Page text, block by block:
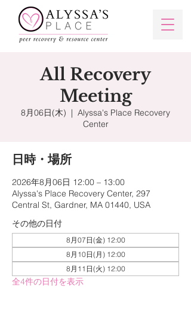
All Recovery
Meeting
8月06日(木)
  |
Alyssa's Place Recovery
Center
日時・場所
2026年8月06日 12:00 – 13:00
Alyssa's Place Recovery Center, 297
Central St, Gardner, MA 01440, USA
その他の日付
8月07日(金) 12:00
8月10日(月) 12:00
8月11日(火) 12:00
全4件の日付を表示